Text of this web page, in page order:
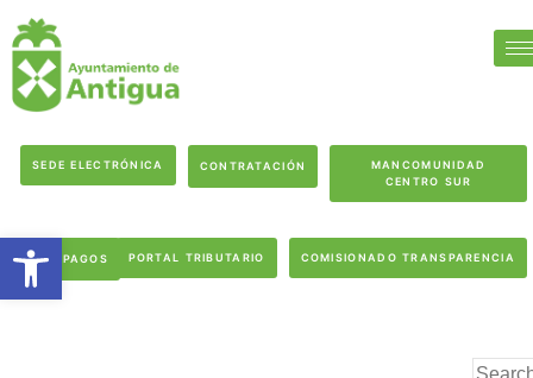
SEDE ELECTRÓNICA CONTRATACIÓN
MANCOMUNIDAD
CENTRO SUR
PAGOS PORTAL TRIBUTARIO COMISIONADO TRANSPARENCIA
Abrir barra de herramientas